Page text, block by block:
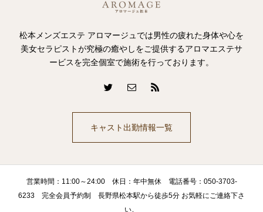
松本メンズエステ アロマージュでは男性の疲れた身体や心を
美女セラピストが究極の癒やしをご提供するアロマエステサ
ービスを完全個室で施術を行っております。
キャスト出勤情報一覧
営業時間：11:00～24:00 休日：年中無休 電話番号：050-3703-
6233 完全会員予約制 長野県松本駅から徒歩5分 お気軽にご連絡下さ
い。